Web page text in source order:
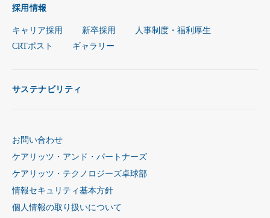
採用情報
キャリア採用 新卒採用
人事制度・福利厚生
CRTポスト
ギャラリー
サステナビリティ
お問い合わせ
ケアリッツ・アンド・パートナーズ
ケアリッツ・テクノロジーズ卓球部
情報セキュリティ基本方針
個人情報の取り扱いについて